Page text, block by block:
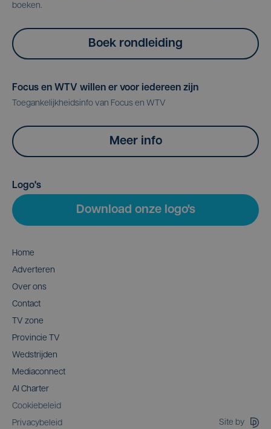
boeken.
Boek rondleiding
Focus en WTV willen er voor iedereen zijn
Toegankelijkheidsinfo van Focus en WTV
Meer info
Logo's
Download onze logo's
Home
Adverteren
Over ons
Contact
TV zone
Provincie TV
Wedstrijden
Mediaconnect
AI Charter
Cookiebeleid
Privacybeleid
Site by